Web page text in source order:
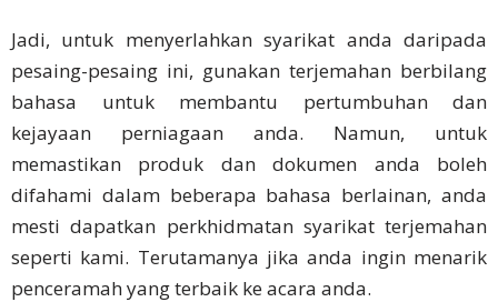
Jadi, untuk menyerlahkan syarikat anda daripada
pesaing-pesaing ini, gunakan terjemahan berbilang
bahasa untuk membantu pertumbuhan dan
kejayaan perniagaan anda. Namun, untuk
memastikan produk dan dokumen anda boleh
difahami dalam beberapa bahasa berlainan, anda
mesti dapatkan perkhidmatan syarikat terjemahan
seperti kami. Terutamanya jika anda ingin menarik
penceramah yang terbaik ke acara anda.
Bahasa
Korea
Bahasa
Indonesia